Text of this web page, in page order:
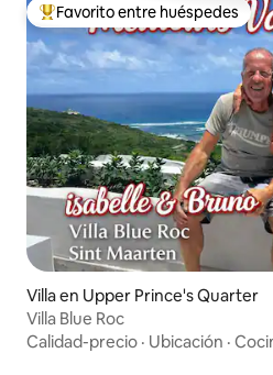
Favorito entre huéspedes
Favorito entre huéspedes
Villa en Upper Prince's Quarter
Villa Blue Roc
Calidad-precio · Ubicación ·